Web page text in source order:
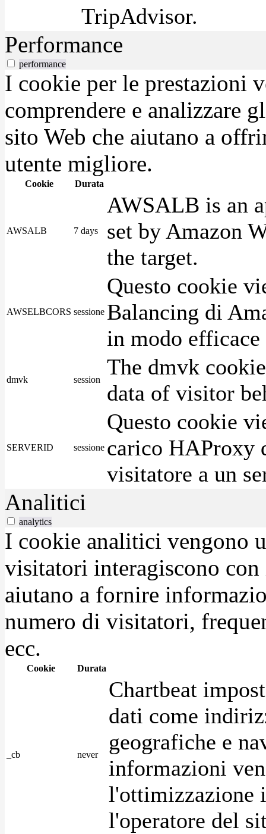
TripAdvisor.
Performance
performance
I cookie per le prestazioni
comprendere e analizzare
sito Web che aiutano a
utente migliore.
Cookie Durata
AWSALB 7 days
AWSALB is an
set by Amazon
the target.
AWSELBCORS sessione
Questo cookie
Balancing di
in modo
dmvk session
The dmvk
data of visitor
SERVERID sessione
Questo cookie
carico HAProxy
visitatore a un
Analitici
analytics
I cookie analitici vengono
visitatori interagiscono
aiutano a fornire
numero di visitatori,
ecc.
Cookie Durata
_cb never
Chartbeat
dati come
geografiche e
informazioni
l'ottimizzazione
l'operatore del